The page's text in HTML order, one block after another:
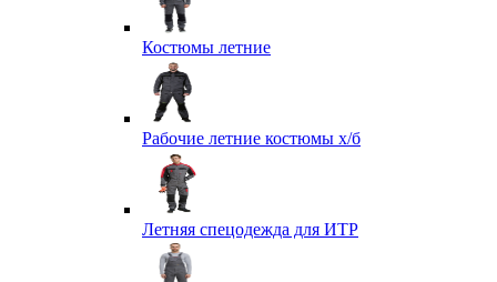
Костюмы летние
Рабочие летние костюмы х/б
Летняя спецодежда для ИТР